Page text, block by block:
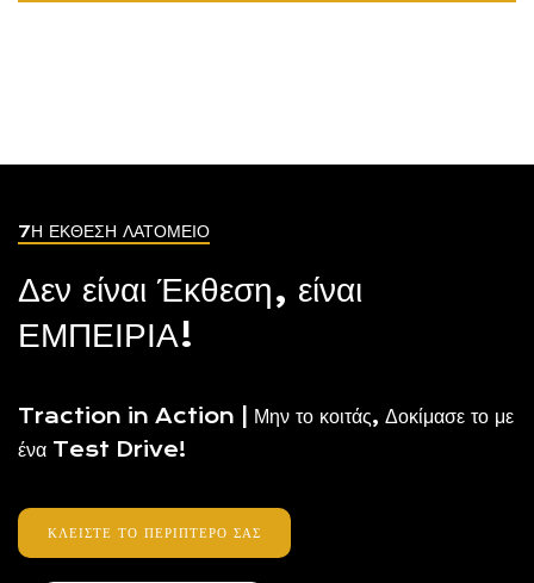
7Η ΈΚΘΕΣΗ ΛΑΤΟΜΕΙΟ
Δεν είναι Έκθεση, είναι
ΕΜΠΕΙΡΙΑ!
Traction in Action | Μην το κοιτάς, Δοκίμασε το με
ένα Test Drive!
ΚΛΕΊΣΤΕ ΤΟ ΠΕΡΊΠΤΕΡΟ ΣΑΣ